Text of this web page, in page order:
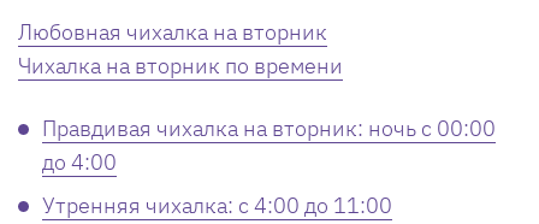
Любовная чихалка на вторник
Чихалка на вторник по времени
Правдивая чихалка на вторник: ночь с 00:00
до 4:00
Утренняя чихалка: с 4:00 до 11:00